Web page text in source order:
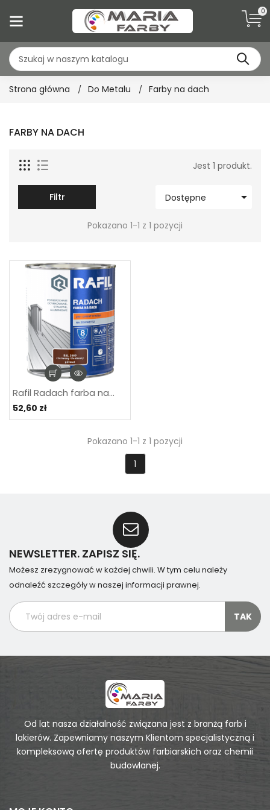
0
Strona główna Do Metalu Farby na dach
FARBY NA DACH
Jest 1 produkt.
Dostępne 
Filtr
Pokazano 1-1 z 1 pozycji
Rafil Radach farba na...
52,60 zł
Pokazano 1-1 z 1 pozycji
1
NEWSLETTER. ZAPISZ SIĘ.
Możesz zrezygnować w każdej chwili. W tym celu należy
odnaleźć szczegóły w naszej informacji prawnej.
Od lat nasza działalność związana jest z branżą farb i
lakierów. Zapewniamy naszym Klientom specjalistyczną i
kompleksową ofertę produktów farbiarskich oraz chemii
budowlanej.